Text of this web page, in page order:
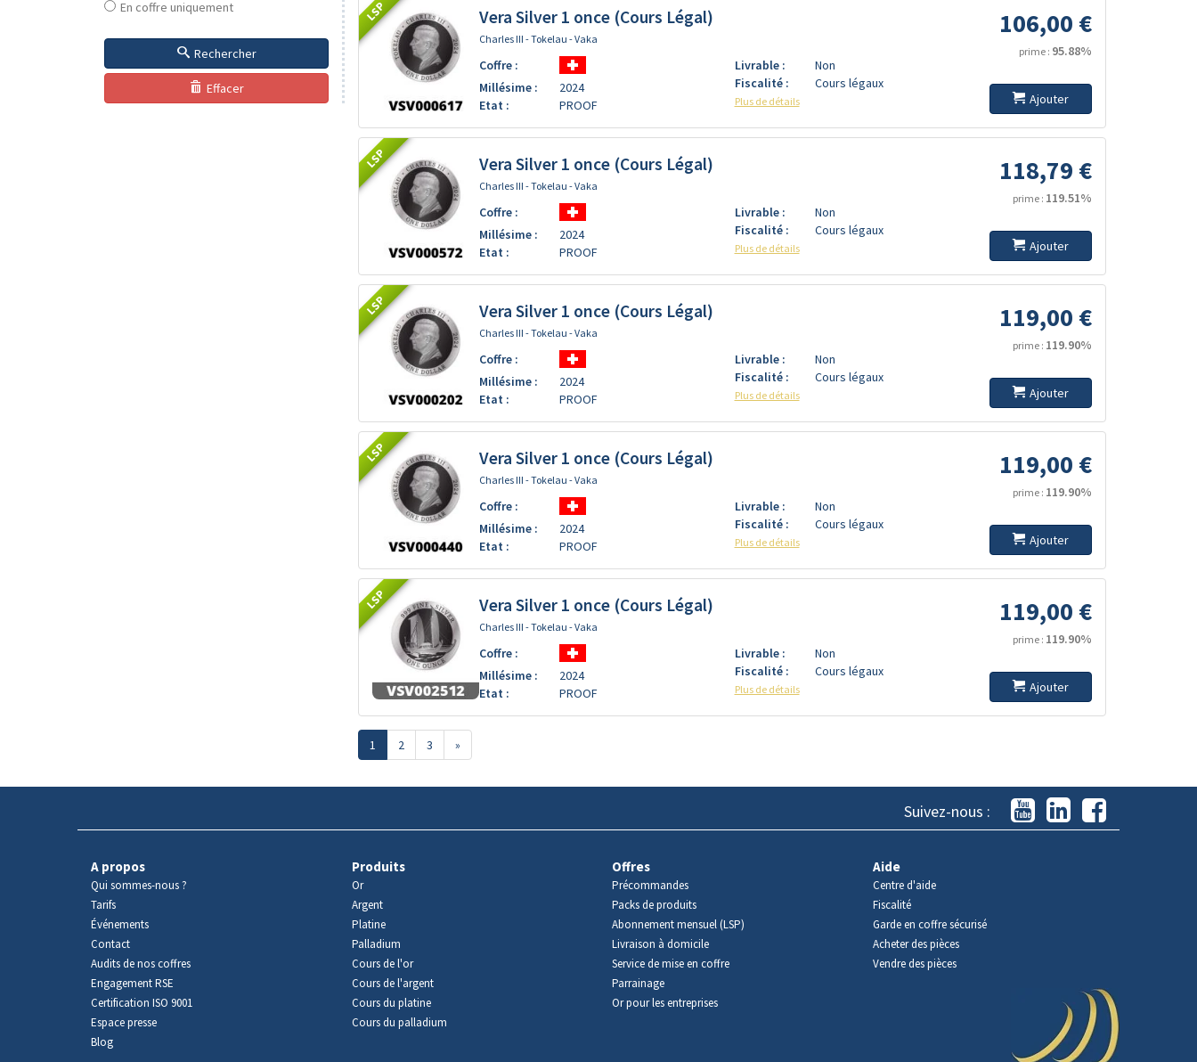
En coffre uniquement
Rechercher
Effacer
LSP Vera Silver 1 once (Cours Légal)
Charles III - Tokelau - Vaka
Coffre :
Millésime :
2024
Etat :
PROOF
Livrable :
Non
Fiscalité :
Cours légaux
Plus de détails
106,00 €
prime : 95.88%
Ajouter
LSP Vera Silver 1 once (Cours Légal)
Charles III - Tokelau - Vaka
Coffre :
Millésime :
2024
Etat :
PROOF
Livrable :
Non
Fiscalité :
Cours légaux
Plus de détails
118,79 €
prime : 119.51%
Ajouter
LSP Vera Silver 1 once (Cours Légal)
Charles III - Tokelau - Vaka
Coffre :
Millésime :
2024
Etat :
PROOF
Livrable :
Non
Fiscalité :
Cours légaux
Plus de détails
119,00 €
prime : 119.90%
Ajouter
LSP Vera Silver 1 once (Cours Légal)
Charles III - Tokelau - Vaka
Coffre :
Millésime :
2024
Etat :
PROOF
Livrable :
Non
Fiscalité :
Cours légaux
Plus de détails
119,00 €
prime : 119.90%
Ajouter
LSP Vera Silver 1 once (Cours Légal)
Charles III - Tokelau - Vaka
Coffre :
Millésime :
2024
Etat :
PROOF
Livrable :
Non
Fiscalité :
Cours légaux
Plus de détails
119,00 €
prime : 119.90%
Ajouter
1 2 3 »
Suivez-nous :
A propos
Qui sommes-nous ?
Tarifs
Événements
Contact
Audits de nos coffres
Engagement RSE
Certification ISO 9001
Espace presse
Blog
Produits
Or
Argent
Platine
Palladium
Cours de l'or
Cours de l'argent
Cours du platine
Cours du palladium
Offres
Précommandes
Packs de produits
Abonnement mensuel (LSP)
Livraison à domicile
Service de mise en coffre
Parrainage
Or pour les entreprises
Aide
Centre d'aide
Fiscalité
Garde en coffre sécurisé
Acheter des pièces
Vendre des pièces